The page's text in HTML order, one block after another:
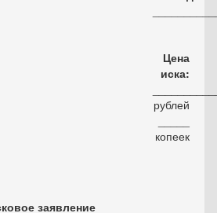
Цена
иска:
рублей
копеек
заявление